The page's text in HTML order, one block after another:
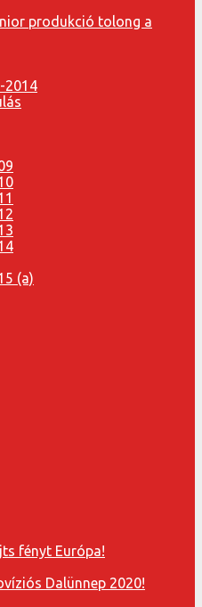
produkció tolong a
2014
(a)
fényt Európa!
Dalünnep 2020!